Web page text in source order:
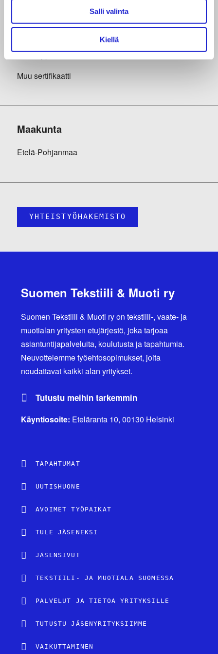
Salli valinta
Kiellä
Sertifikaatit
Avainlippu
Muu sertifikaatti
Maakunta
Etelä-Pohjanmaa
YHTEISTYÖHAKEMISTO
Suomen Tekstiili & Muoti ry
Suomen Tekstiili & Muoti ry on tekstiili-, vaate- ja
muotialan yritysten etujärjestö, joka tarjoaa
asiantuntijapalveluita, koulutusta ja tapahtumia.
Neuvottelemme työehtosopimukset, joita
noudattavat kaikki alan yritykset.
Tutustu meihin tarkemmin
Käyntiosoite: Eteläranta 10, 00130 Helsinki
TAPAHTUMAT
UUTISHUONE
AVOIMET TYÖPAIKAT
TULE JÄSENEKSI
JÄSENSIVUT
TEKSTIILI- JA MUOTIALA SUOMESSA
PALVELUT JA TIETOA YRITYKSILLE
TUTUSTU JÄSENYRITYKSIIMME
VAIKUTTAMINEN